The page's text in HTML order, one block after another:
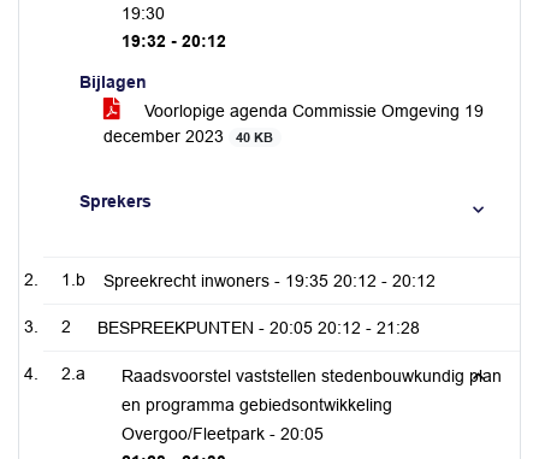
19:30
19:32 - 20:12
Bijlagen
Voorlopige agenda Commissie Omgeving 19
december 2023
40 KB
Sprekers
1.b Spreekrecht inwoners - 19:35 20:12 - 20:12
2 BESPREEKPUNTEN - 20:05 20:12 - 21:28
2.a
Raadsvoorstel vaststellen stedenbouwkundig plan
en programma gebiedsontwikkeling
Overgoo/Fleetpark - 20:05